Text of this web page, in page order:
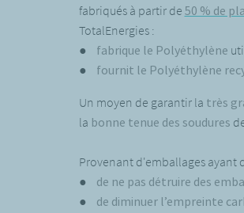
fabriqués à partir de 50 % de
TotalEnergies :
● fabrique le Polyéthylène
● fournit le Polyéthylène
Un moyen de garantir la très
la bonne tenue des soudures
Provenant d'emballages ayant
● de ne pas détruire des
● de diminuer l’empreinte